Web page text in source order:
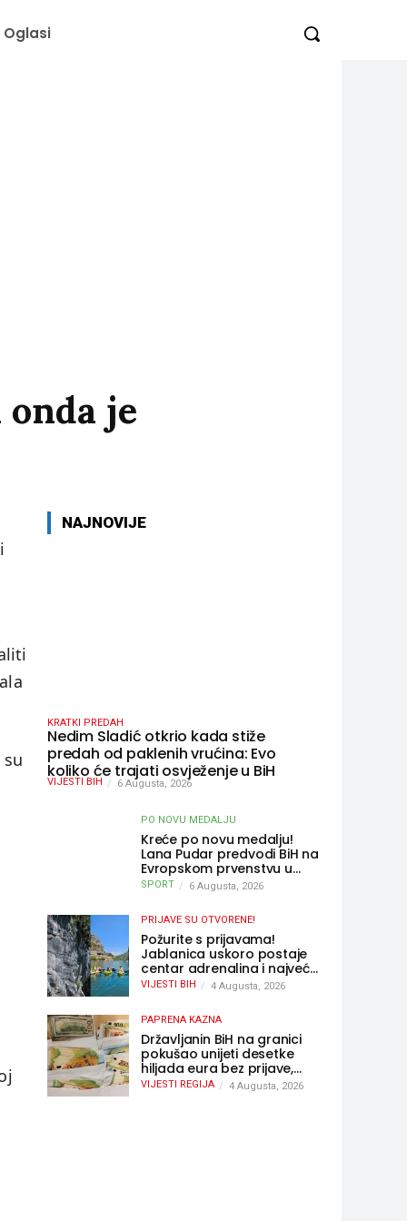
Oglasi
je
NAJNOVIJE
KRATKI PREDAH
Nedim Sladić otkrio kada stiže
predah od paklenih vrućina: Evo
koliko će trajati osvježenje u BiH
VIJESTI BIH 6 Augusta, 2026
PO NOVU MEDALJU
Kreće po novu medalju!
Lana Pudar predvodi BiH na
Evropskom prvenstvu u
Parizu
SPORT 6 Augusta, 2026
PRIJAVE SU OTVORENE!
Požurite s prijavama!
Jablanica uskoro postaje
centar adrenalina i najveće
outdoor avanture ovog
VIJESTI BIH 4 Augusta, 2026
PAPRENA KAZNA
Državljanin BiH na granici
pokušao unijeti desetke
hiljada eura bez prijave,
uslijedila “paprena” kazna
VIJESTI REGIJA 4 Augusta, 2026